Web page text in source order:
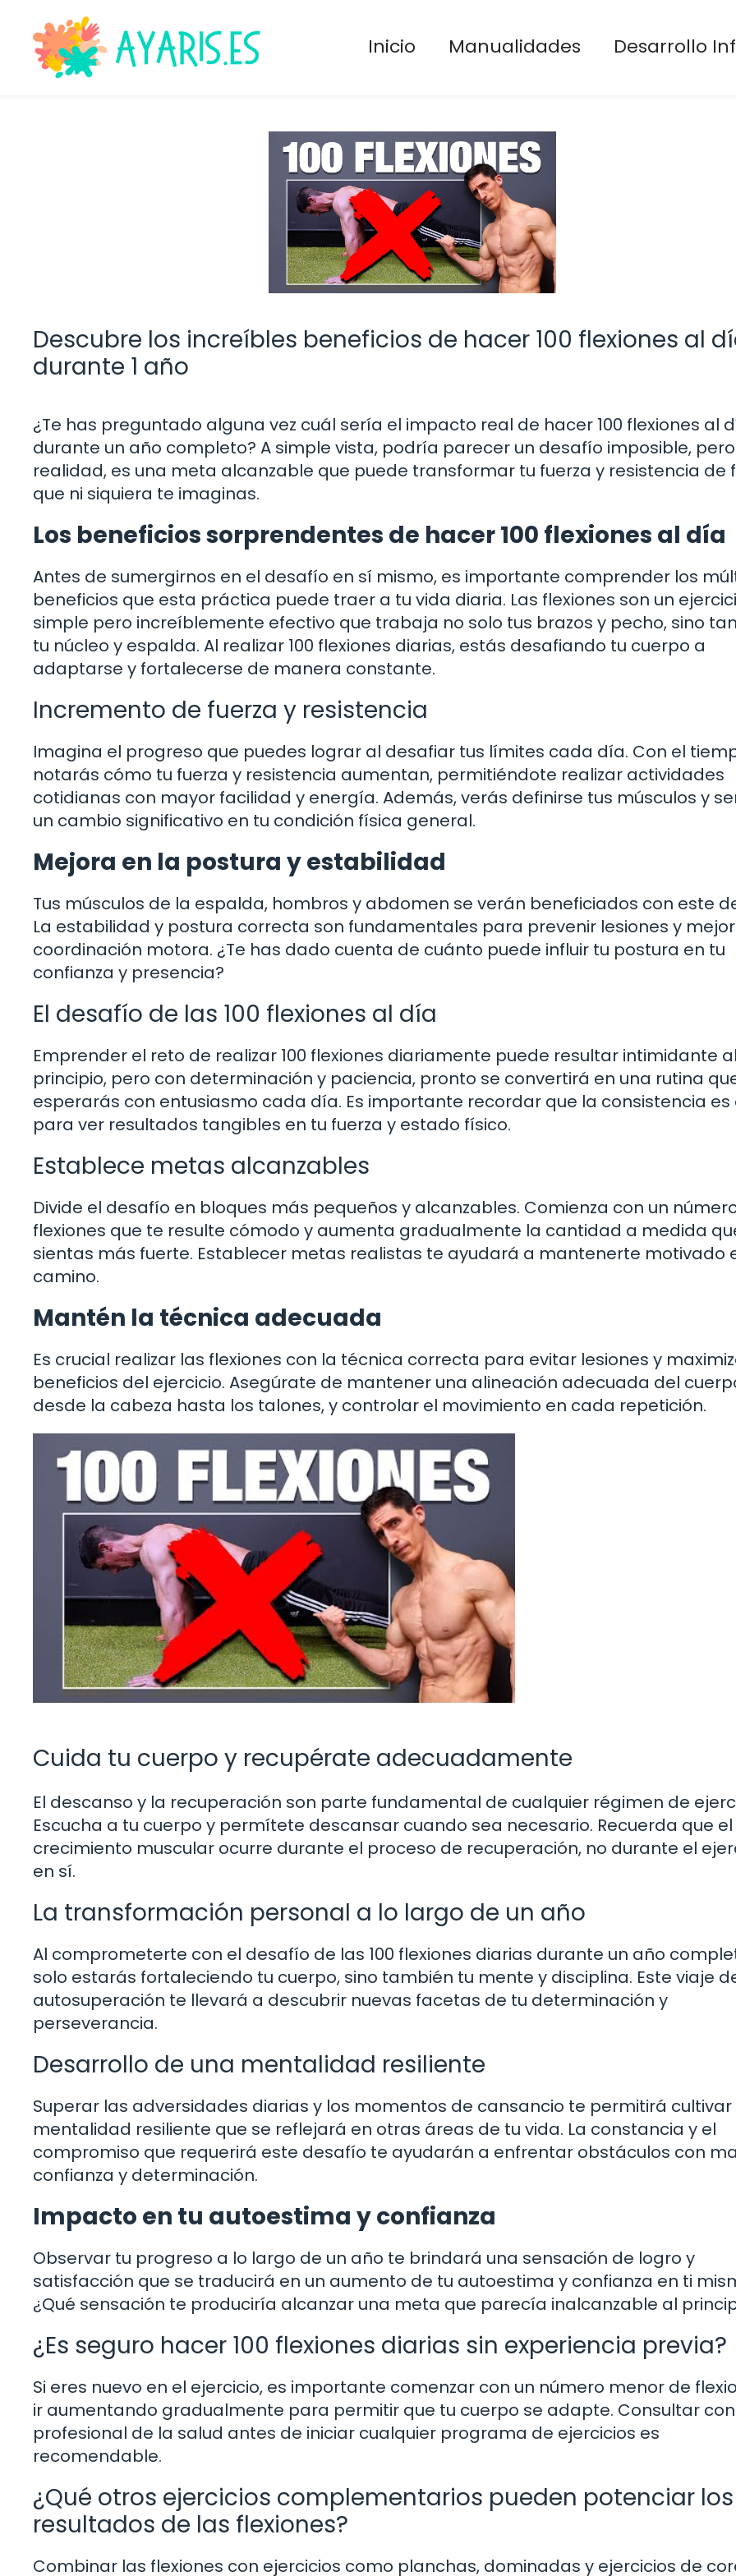
contenido
Inicio Manualidades Desarrollo
Descubre los increíbles beneficios de hacer 100 flexiones al
durante 1 año
¿Te has preguntado alguna vez cuál sería el impacto real de hacer 100 flexiones al
durante un año completo? A simple vista, podría parecer un desafío imposible,
realidad, es una meta alcanzable que puede transformar tu fuerza y resistencia de
que ni siquiera te imaginas.
Los beneficios sorprendentes de hacer 100 flexiones al día
Antes de sumergirnos en el desafío en sí mismo, es importante comprender los
beneficios que esta práctica puede traer a tu vida diaria. Las flexiones son un
simple pero increíblemente efectivo que trabaja no solo tus brazos y pecho, sino
tu núcleo y espalda. Al realizar 100 flexiones diarias, estás desafiando tu cuerpo a
adaptarse y fortalecerse de manera constante.
Incremento de fuerza y resistencia
Imagina el progreso que puedes lograr al desafiar tus límites cada día. Con el
notarás cómo tu fuerza y resistencia aumentan, permitiéndote realizar actividades
cotidianas con mayor facilidad y energía. Además, verás definirse tus músculos y
un cambio significativo en tu condición física general.
Mejora en la postura y estabilidad
Tus músculos de la espalda, hombros y abdomen se verán beneficiados con este
La estabilidad y postura correcta son fundamentales para prevenir lesiones y
coordinación motora. ¿Te has dado cuenta de cuánto puede influir tu postura en tu
confianza y presencia?
El desafío de las 100 flexiones al día
Emprender el reto de realizar 100 flexiones diariamente puede resultar intimidante al
principio, pero con determinación y paciencia, pronto se convertirá en una rutina
esperarás con entusiasmo cada día. Es importante recordar que la consistencia es
para ver resultados tangibles en tu fuerza y estado físico.
Establece metas alcanzables
Divide el desafío en bloques más pequeños y alcanzables. Comienza con un
flexiones que te resulte cómodo y aumenta gradualmente la cantidad a medida
sientas más fuerte. Establecer metas realistas te ayudará a mantenerte motivado
camino.
Mantén la técnica adecuada
Es crucial realizar las flexiones con la técnica correcta para evitar lesiones y
beneficios del ejercicio. Asegúrate de mantener una alineación adecuada del
desde la cabeza hasta los talones, y controlar el movimiento en cada repetición.
Cuida tu cuerpo y recupérate adecuadamente
El descanso y la recuperación son parte fundamental de cualquier régimen de
Escucha a tu cuerpo y permítete descansar cuando sea necesario. Recuerda que el
crecimiento muscular ocurre durante el proceso de recuperación, no durante el
en sí.
La transformación personal a lo largo de un año
Al comprometerte con el desafío de las 100 flexiones diarias durante un año
solo estarás fortaleciendo tu cuerpo, sino también tu mente y disciplina. Este viaje
autosuperación te llevará a descubrir nuevas facetas de tu determinación y
perseverancia.
Desarrollo de una mentalidad resiliente
Superar las adversidades diarias y los momentos de cansancio te permitirá cultivar
mentalidad resiliente que se reflejará en otras áreas de tu vida. La constancia y el
compromiso que requerirá este desafío te ayudarán a enfrentar obstáculos con
confianza y determinación.
Impacto en tu autoestima y confianza
Observar tu progreso a lo largo de un año te brindará una sensación de logro y
satisfacción que se traducirá en un aumento de tu autoestima y confianza en ti
¿Qué sensación te produciría alcanzar una meta que parecía inalcanzable al
¿Es seguro hacer 100 flexiones diarias sin experiencia previa?
Si eres nuevo en el ejercicio, es importante comenzar con un número menor de
ir aumentando gradualmente para permitir que tu cuerpo se adapte. Consultar
profesional de la salud antes de iniciar cualquier programa de ejercicios es
recomendable.
¿Qué otros ejercicios complementarios pueden potenciar los
resultados de las flexiones?
Combinar las flexiones con ejercicios como planchas, dominadas y ejercicios de